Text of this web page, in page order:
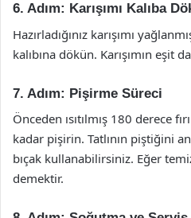
6. Adım: Karışımı Kalıba
Hazırladığınız karışımı
kalıbına dökün. Karışımın eşit
7. Adım: Pişirme Süreci
Önceden ısıtılmış 180 derece
kadar pişirin. Tatlının piştiğini
bıçak kullanabilirsiniz. Eğer
demektir.